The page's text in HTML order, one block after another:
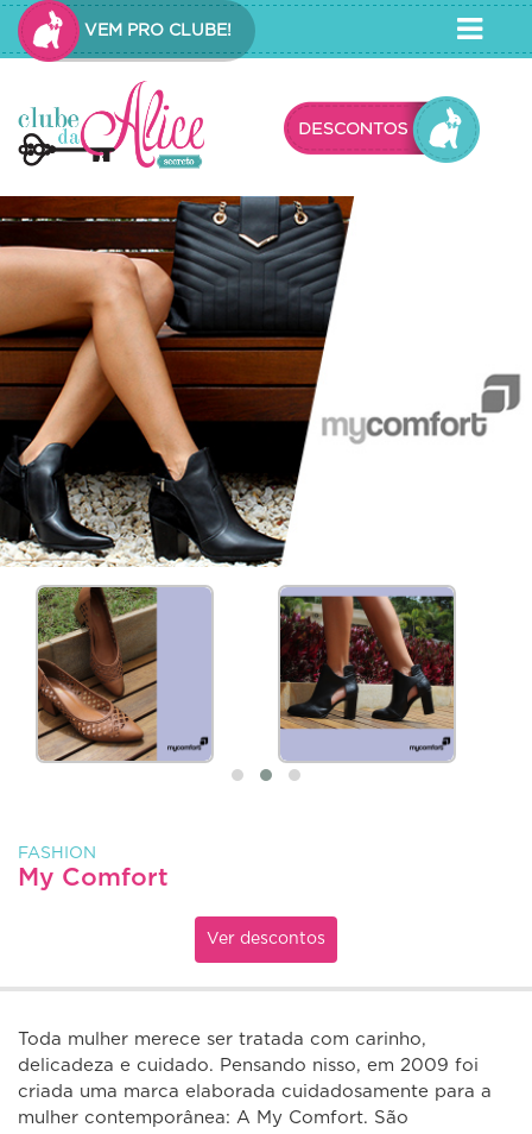
VEM PRO CLUBE!
FASHION
My Comfort
Ver descontos
Toda mulher merece ser tratada com carinho,
delicadeza e cuidado. Pensando nisso, em 2009 foi
criada uma marca elaborada cuidadosamente para a
mulher contemporânea: A My Comfort. São